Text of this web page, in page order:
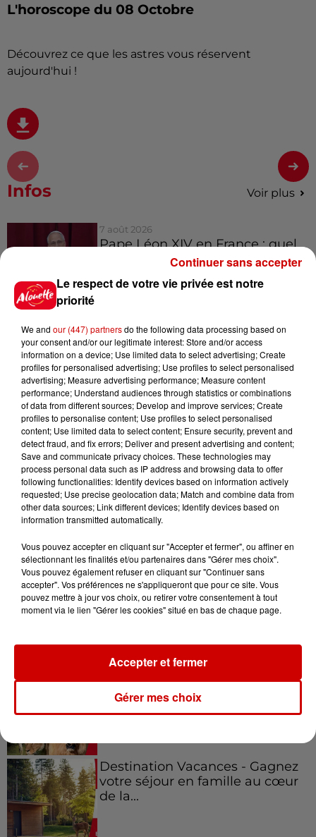
L'horoscope du 08 Octobre
Découvrez ce que les astres vous réservent
aujourd'hui !
Infos Voir plus
7 août 2026
Pape Léon XIV en France : quel
est son programme ?
Limoges : un bébé d'un mois
blessé dans un incendie, un
appartement...
7 août 2026
Éclipse solaire : découvrez les
meilleurs spots d'observation
du...
7 août 2026
À LA UNE : professeur
condamné, repreneurs pour
Duralex et la...
Le Duel - Gagnez vos entrées
pour l'un des zoos de nos
régions !
Destination Vacances - Gagnez
votre séjour en famille au cœur
de la...
Le respect de votre vie privée est notre
priorité
We and our (447) partnersdo the following data processing based on
your consent and/or our legitimate interest: Store and/or access
information on a device; Use limited data to select advertising; Create
profiles for personalised advertising; Use profiles to select personalised
advertising; Measure advertising performance; Measure content
performance; Understand audiences through statistics or combinations
of data from different sources; Develop and improve services; Create
profiles to personalise content; Use profiles to select personalised
content; Use limited data to select content; Ensure security, prevent and
detect fraud, and fix errors; Deliver and present advertising and content;
Save and communicate privacy choices. These technologies may
process personal data such as IP address and browsing data to offer
following functionalities: Identify devices based on information actively
requested; Use precise geolocation data; Match and combine data from
other data sources; Link different devices; Identify devices based on
information transmitted automatically.
Vous pouvez accepter en cliquant sur "Accepter et fermer", ou affiner en
sélectionnant les finalités et/ou partenaires dans "Gérer mes choix".
Vous pouvez également refuser en cliquant sur "Continuer sans
accepter". Vos préférences ne s'appliqueront que pour ce site. Vous
pouvez mettre à jour vos choix, ou retirer votre consentement à tout
moment via le lien "Gérer les cookies" situé en bas de chaque page.
Gérer mes choix
Accepter et fermer
Continuer sans accepter